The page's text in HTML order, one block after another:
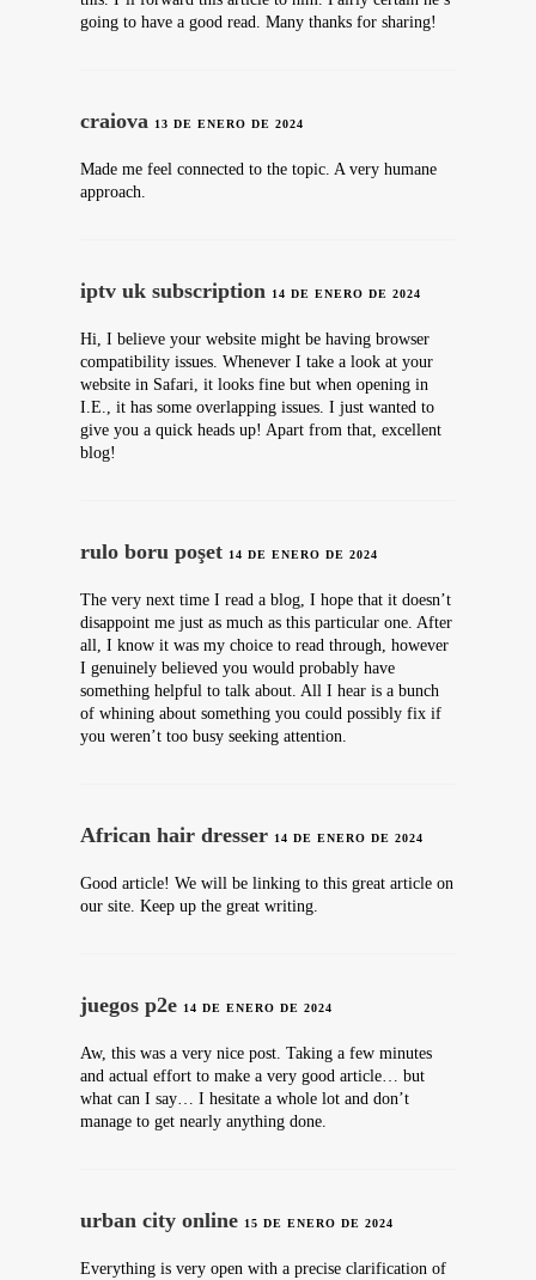
going to have a good read. Many thanks for sharing!
craiova 13 DE ENERO DE 2024
Made me feel connected to the topic. A very humane
approach.
iptv uk subscription 14 DE ENERO DE 2024
Hi, I believe your website might be having browser
compatibility issues. Whenever I take a look at your
website in Safari, it looks fine but when opening in
I.E., it has some overlapping issues. I just wanted to
give you a quick heads up! Apart from that, excellent
blog!
rulo boru poşet 14 DE ENERO DE 2024
The very next time I read a blog, I hope that it doesn’t
disappoint me just as much as this particular one. After
all, I know it was my choice to read through, however
I genuinely believed you would probably have
something helpful to talk about. All I hear is a bunch
of whining about something you could possibly fix if
you weren’t too busy seeking attention.
African hair dresser 14 DE ENERO DE 2024
Good article! We will be linking to this great article on
our site. Keep up the great writing.
juegos p2e 14 DE ENERO DE 2024
Aw, this was a very nice post. Taking a few minutes
and actual effort to make a very good article… but
what can I say… I hesitate a whole lot and don’t
manage to get nearly anything done.
urban city online 15 DE ENERO DE 2024
Everything is very open with a precise clarification of